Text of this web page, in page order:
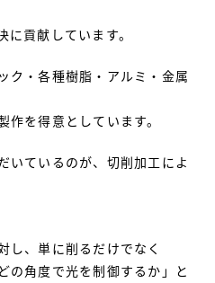
貢献しています。
ク・各種樹脂・アルミ・金属
を得意としています。
いているのが、切削加工によ
し、単に削るだけでなく
の角度で光を制御するか」と